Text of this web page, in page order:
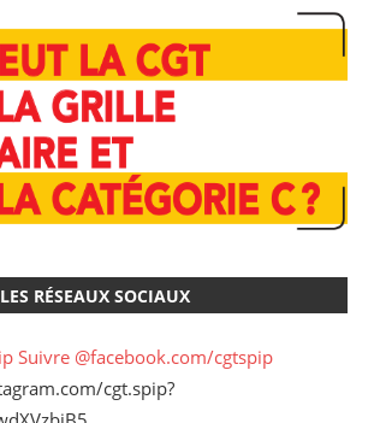
RÉSEAUX SOCIAUX
Suivre @facebook.com/cgtspip
cgt.spip?